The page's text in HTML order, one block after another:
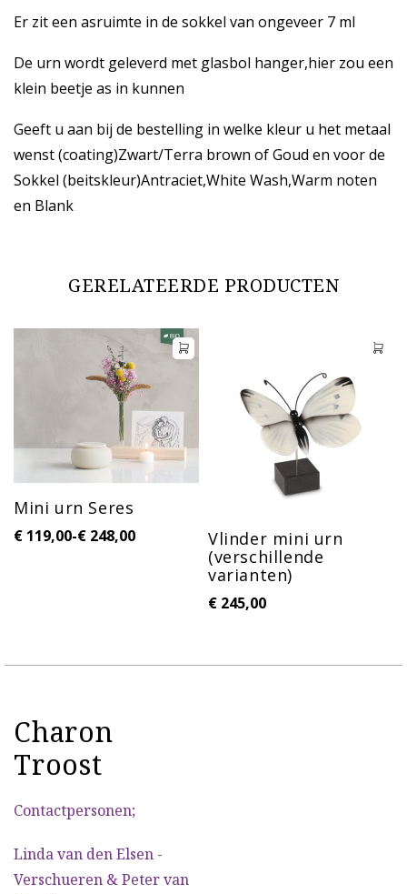
Er zit een asruimte in de sokkel van ongeveer 7 ml
De urn wordt geleverd met glasbol hanger,hier zou een
klein beetje as in kunnen
Geeft u aan bij de bestelling in welke kleur u het metaal
wenst (coating)Zwart/Terra brown of Goud en voor de
Sokkel (beitskleur)Antraciet,White Wash,Warm noten
en Blank
GERELATEERDE PRODUCTEN
Mini urn Seres
€ 119,00-€ 248,00
Vlinder mini urn
(verschillende
varianten)
€ 245,00
Charon
Troost
Contactpersonen;
Linda van den Elsen -
Verschueren & Peter van